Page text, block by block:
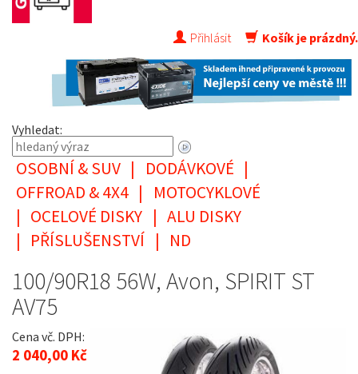
Přihlásit Košík je prázdný.
Vyhledat:
OSOBNÍ & SUV | DODÁVKOVÉ |
OFFROAD & 4X4 |
MOTOCYKLOVÉ
| OCELOVÉ DISKY | ALU DISKY
| PŘÍSLUŠENSTVÍ | ND
100/90R18 56W, Avon, SPIRIT ST
AV75
Cena vč. DPH:
2 040,00 Kč